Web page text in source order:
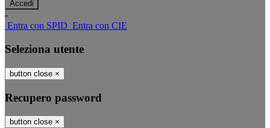
-
Entra con SPID Entra con CIE
Seleziona utente
button close ×
Recupero password
button close ×